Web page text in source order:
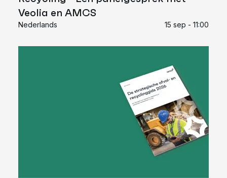
Veolia en AMCS
Nederlands 15 sep - 11:00